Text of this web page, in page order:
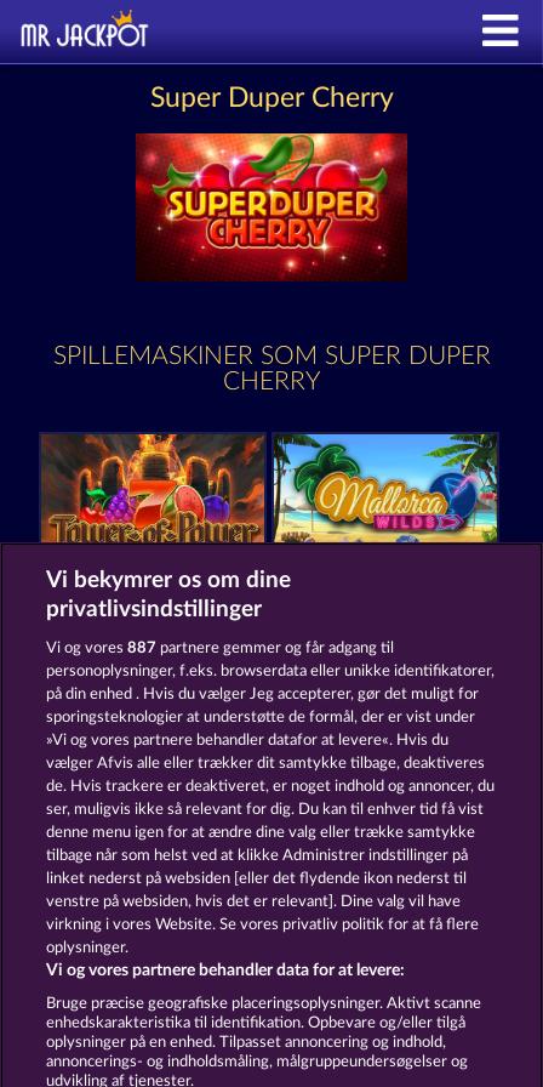
Super Duper Cherry
SPILLEMASKINER SOM SUPER DUPER
CHERRY
Tower of Power Mallorca Wilds
Back to the Fruits RoAR 40 Thieves
Vilkår og betingelser
Fortroligheds- og cookie-politik Kontakt
Indsend anmodning om tilbagetrækning
Vi bekymrer os om dine
privatlivsindstillinger
Vi og vores887 partnere gemmer og får adgang til
personoplysninger, f.eks. browserdata eller unikke identifikatorer,
på din enhed . Hvis du vælger Jeg accepterer, gør det muligt for
sporingsteknologier at understøtte de formål, der er vist under
»Vi og vores partnere behandler datafor at levere«. Hvis du
vælger Afvis alle eller trækker dit samtykke tilbage, deaktiveres
de. Hvis trackere er deaktiveret, er noget indhold og annoncer, du
ser, muligvis ikke så relevant for dig. Du kan til enhver tid få vist
denne menu igen for at ændre dine valg eller trække samtykke
tilbage når som helst ved at klikke Administrer indstillinger på
linket nederst på websiden [eller det flydende ikon nederst til
venstre på websiden, hvis det er relevant]. Dine valg vil have
virkning i vores Website. Se vores privatliv politik for at få flere
oplysninger.
Vi og vores partnere behandler data for at levere:
Bruge præcise geografiske placeringsoplysninger. Aktivt scanne
enhedskarakteristika til identifikation. Opbevare og/eller tilgå
oplysninger på en enhed. Tilpasset annoncering og indhold,
annoncerings- og indholdsmåling, målgruppeundersøgelser og
udvikling af tjenester.